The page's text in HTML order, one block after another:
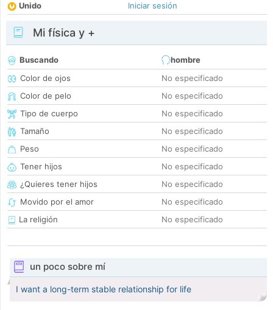
Unido
Iniciar sesión
Mi física y +
Buscando
hombre
Color de ojos
No especificado
Color de pelo
No especificado
Tipo de cuerpo
No especificado
Tamaño
No especificado
Peso
No especificado
Tener hijos
No especificado
¿Quieres tener hijos
No especificado
Movido por el amor
No especificado
La religión
No especificado
un poco sobre mí
I want a long-term stable relationship for life